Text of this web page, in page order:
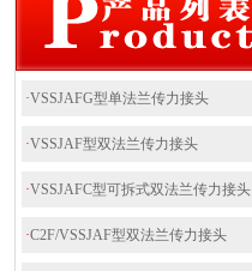
·VSSJAFG型单法兰传力接头
·VSSJAF型双法兰传力接头
·VSSJAFC型可拆式双法兰传力接头
·C2F/VSSJAF型双法兰传力接头